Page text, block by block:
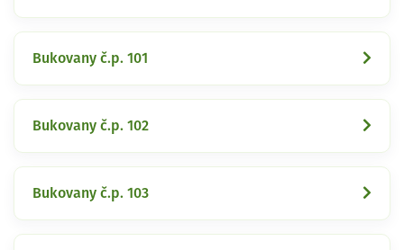
Bukovany č.p. 101
Bukovany č.p. 102
Bukovany č.p. 103